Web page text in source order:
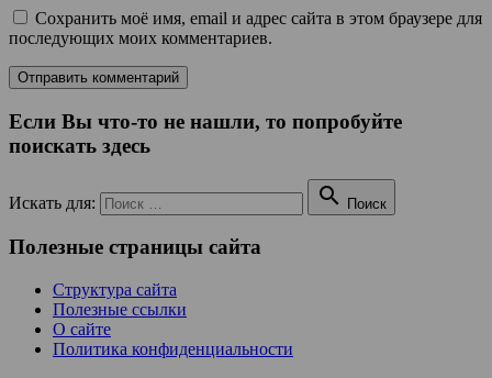
Сохранить моё имя, email и адрес сайта в этом браузере для
последующих моих комментариев.
Если Вы что-то не нашли, то попробуйте
поискать здесь
Искать для:  Поиск
Полезные страницы сайта
Структура сайта
Полезные ссылки
О сайте
Политика конфиденциальности